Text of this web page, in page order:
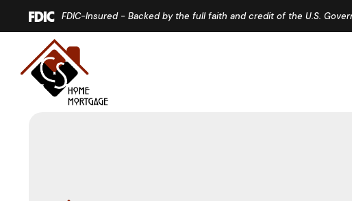
Home
main
content
Download
Acrobat
FDIC-Insured - Backed by the full faith and credit of the U.S.